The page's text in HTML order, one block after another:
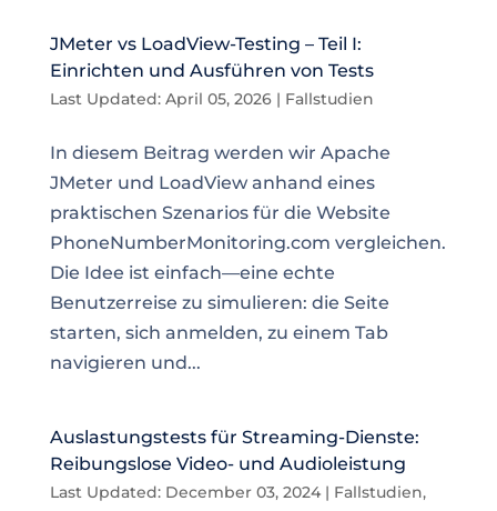
JMeter vs LoadView-Testing – Teil I:
Einrichten und Ausführen von Tests
Last Updated: April 05, 2026| Fallstudien
In diesem Beitrag werden wir Apache
JMeter und LoadView anhand eines
praktischen Szenarios für die Website
PhoneNumberMonitoring.com vergleichen.
Die Idee ist einfach—eine echte
Benutzerreise zu simulieren: die Seite
starten, sich anmelden, zu einem Tab
navigieren und...
Auslastungstests für Streaming-Dienste:
Reibungslose Video- und Audioleistung
Last Updated: December 03, 2024| Fallstudien,